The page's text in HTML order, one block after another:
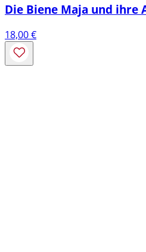
Die Biene Maja und ihre
18,00€